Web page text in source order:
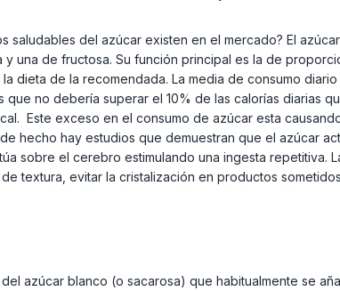
saludables del azúcar existen en el mercado? El
una de fructosa. Su función principal es la de
dieta de la recomendada. La media de consumo
no debería superar el 10% de las calorías diarias
Este exceso en el consumo de azúcar esta
hecho hay estudios que demuestran que el azúcar
sobre el cerebro estimulando una ingesta repetitiva.
textura, evitar la cristalización en productos
azúcar blanco (o sacarosa) que habitualmente se